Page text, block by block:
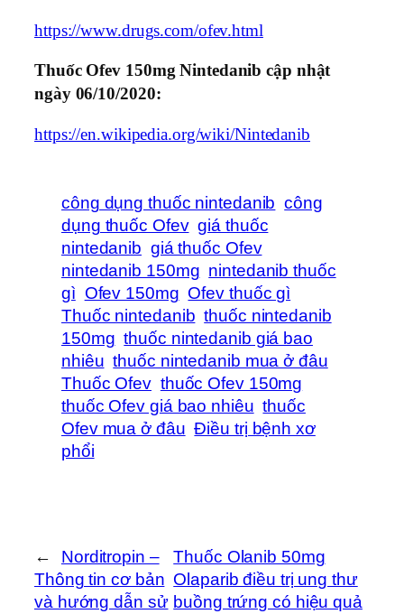
https://www.drugs.com/ofev.html
Thuốc Ofev 150mg Nintedanib cập nhật
ngày 06/10/2020:
https://en.wikipedia.org/wiki/Nintedanib
công dụng thuốc nintedanib công
dụng thuốc Ofev giá thuốc
nintedanib giá thuốc Ofev
nintedanib 150mg nintedanib thuốc
gì Ofev 150mg Ofev thuốc gì
Thuốc nintedanib thuốc nintedanib
150mg thuốc nintedanib giá bao
nhiêu thuốc nintedanib mua ở đâu
Thuốc Ofev thuốc Ofev 150mg
thuốc Ofev giá bao nhiêu thuốc
Ofev mua ở đâu Điều trị bệnh xơ
phổi
←
Norditropin –
Thông tin cơ bản
và hướng dẫn sử
Thuốc Olanib 50mg
Olaparib điều trị ung thư
buồng trứng có hiệu quả